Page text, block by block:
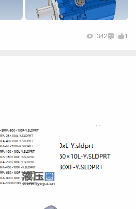
1342 1 1